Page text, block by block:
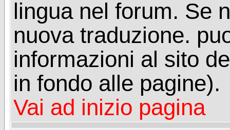
lingua nel forum. Se
nuova traduzione.
informazioni al sito
in fondo alle pagine).
Vai ad inizio pagina